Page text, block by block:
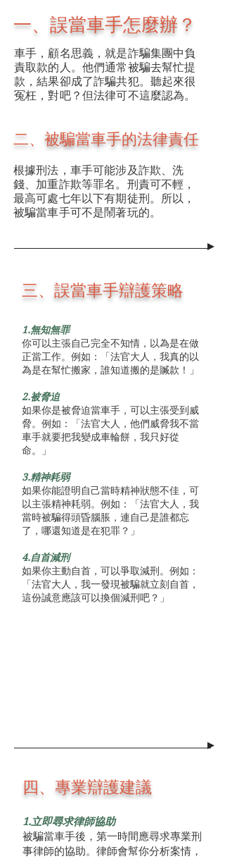
一、誤當車手怎麼辦？
車手，顧名思義，就是詐騙集團中負
責取款的人。他們通常被騙去幫忙提
款，結果卻成了詐騙共犯。聽起來很
冤枉，對吧？但法律可不這麼認為。
二、被騙當車手的法律責任
根據刑法，車手可能涉及詐欺、洗
錢、加重詐欺等罪名。刑責可不輕，
最高可處七年以下有期徒刑。所以，
被騙當車手可不是鬧著玩的。
三、誤當車手辯護策略
1.無知無罪
你可以主張自己完全不知情，以為是在做
正當工作。例如：「法官大人，我真的以
為是在幫忙搬家，誰知道搬的是贓款！」
2.被脅迫
如果你是被脅迫當車手，可以主張受到威
脅。例如：「法官大人，他們威脅我不當
車手就要把我變成車輪餅，我只好從
命。」
3.精神耗弱
如果你能證明自己當時精神狀態不佳，可
以主張精神耗弱。例如：「法官大人，我
當時被騙得頭昏腦脹，連自己是誰都忘
了，哪還知道是在犯罪？」
4.自首減刑
如果你主動自首，可以爭取減刑。例如：
「法官大人，我一發現被騙就立刻自首，
這份誠意應該可以換個減刑吧？」
四、專業辯護建議
1.立即尋求律師協助
被騙當車手後，第一時間應尋求專業刑
事律師的協助。律師會幫你分析案情，